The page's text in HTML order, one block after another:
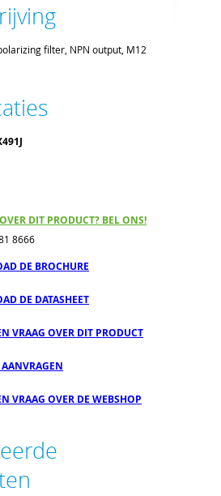
filter, NPN output, M12
DIT PRODUCT? BEL ONS!
8666
DE BROCHURE
DE DATASHEET
VRAAG OVER DIT PRODUCT
VRAAG OVER DE WEBSHOP